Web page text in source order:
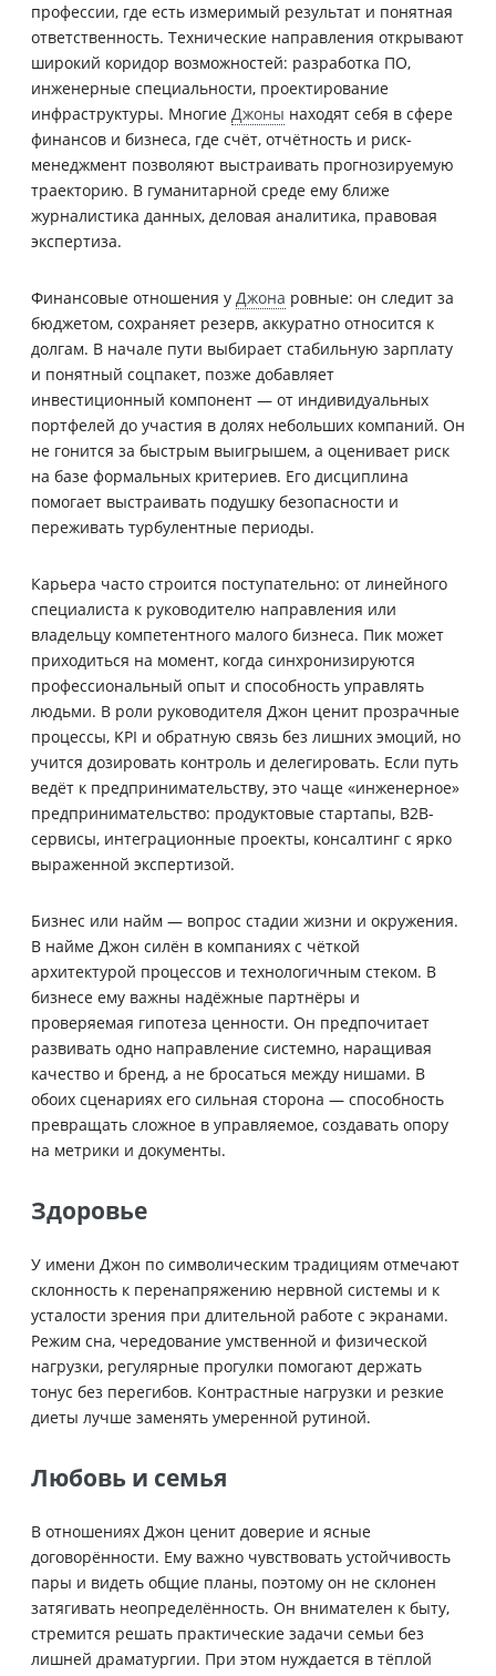
профессии, где есть измеримый результат и понятная
ответственность. Технические направления открывают
широкий коридор возможностей: разработка ПО,
инженерные специальности, проектирование
инфраструктуры. Многие Джоны находят себя в сфере
финансов и бизнеса, где счёт, отчётность и риск-
менеджмент позволяют выстраивать прогнозируемую
траекторию. В гуманитарной среде ему ближе
журналистика данных, деловая аналитика, правовая
экспертиза.
Финансовые отношения у Джона ровные: он следит за
бюджетом, сохраняет резерв, аккуратно относится к
долгам. В начале пути выбирает стабильную зарплату
и понятный соцпакет, позже добавляет
инвестиционный компонент — от индивидуальных
портфелей до участия в долях небольших компаний. Он
не гонится за быстрым выигрышем, а оценивает риск
на базе формальных критериев. Его дисциплина
помогает выстраивать подушку безопасности и
переживать турбулентные периоды.
Карьера часто строится поступательно: от линейного
специалиста к руководителю направления или
владельцу компетентного малого бизнеса. Пик может
приходиться на момент, когда синхронизируются
профессиональный опыт и способность управлять
людьми. В роли руководителя Джон ценит прозрачные
процессы, KPI и обратную связь без лишних эмоций, но
учится дозировать контроль и делегировать. Если путь
ведёт к предпринимательству, это чаще «инженерное»
предпринимательство: продуктовые стартапы, B2B-
сервисы, интеграционные проекты, консалтинг с ярко
выраженной экспертизой.
Бизнес или найм — вопрос стадии жизни и окружения.
В найме Джон силён в компаниях с чёткой
архитектурой процессов и технологичным стеком. В
бизнесе ему важны надёжные партнёры и
проверяемая гипотеза ценности. Он предпочитает
развивать одно направление системно, наращивая
качество и бренд, а не бросаться между нишами. В
обоих сценариях его сильная сторона — способность
превращать сложное в управляемое, создавать опору
на метрики и документы.
Здоровье
У имени Джон по символическим традициям отмечают
склонность к перенапряжению нервной системы и к
усталости зрения при длительной работе с экранами.
Режим сна, чередование умственной и физической
нагрузки, регулярные прогулки помогают держать
тонус без перегибов. Контрастные нагрузки и резкие
диеты лучше заменять умеренной рутиной.
Любовь и семья
В отношениях Джон ценит доверие и ясные
договорённости. Ему важно чувствовать устойчивость
пары и видеть общие планы, поэтому он не склонен
затягивать неопределённость. Он внимателен к быту,
стремится решать практические задачи семьи без
лишней драматургии. При этом нуждается в тёплой